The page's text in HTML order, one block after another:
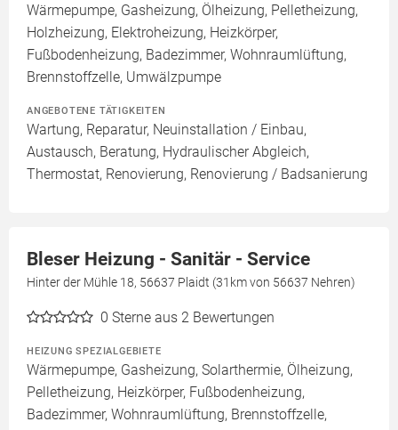
Wärmepumpe, Gasheizung, Ölheizung, Pelletheizung,
Holzheizung, Elektroheizung, Heizkörper,
Fußbodenheizung, Badezimmer, Wohnraumlüftung,
Brennstoffzelle, Umwälzpumpe
ANGEBOTENE TÄTIGKEITEN
Wartung, Reparatur, Neuinstallation / Einbau,
Austausch, Beratung, Hydraulischer Abgleich,
Thermostat, Renovierung, Renovierung / Badsanierung
Bleser Heizung - Sanitär - Service
Hinter der Mühle 18, 56637 Plaidt (31km von 56637 Nehren)
0 Sterne aus 2 Bewertungen
HEIZUNG SPEZIALGEBIETE
Wärmepumpe, Gasheizung, Solarthermie, Ölheizung,
Pelletheizung, Heizkörper, Fußbodenheizung,
Badezimmer, Wohnraumlüftung, Brennstoffzelle,